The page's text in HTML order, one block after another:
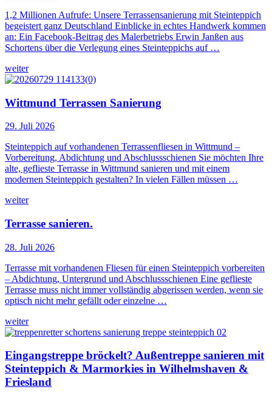
1,2 Millionen Aufrufe: Unsere Terrassensanierung mit Steinteppich
begeistert ganz Deutschland Einblicke in echtes Handwerk kommen
an: Ein Facebook-Beitrag des Malerbetriebs Erwin Janßen aus
Schortens über die Verlegung eines Steinteppichs auf …
weiter
Wittmund Terrassen Sanierung
29. Juli 2026
Steinteppich auf vorhandenen Terrassenfliesen in Wittmund –
Vorbereitung, Abdichtung und Abschlussschienen Sie möchten Ihre
alte, geflieste Terrasse in Wittmund sanieren und mit einem
modernen Steinteppich gestalten? In vielen Fällen müssen …
weiter
Terrasse sanieren.
28. Juli 2026
Terrasse mit vorhandenen Fliesen für einen Steinteppich vorbereiten
– Abdichtung, Untergrund und Abschlussschienen Eine geflieste
Terrasse muss nicht immer vollständig abgerissen werden, wenn sie
optisch nicht mehr gefällt oder einzelne …
weiter
Eingangstreppe bröckelt? Außentreppe sanieren mit
Steinteppich & Marmorkies in Wilhelmshaven &
Friesland